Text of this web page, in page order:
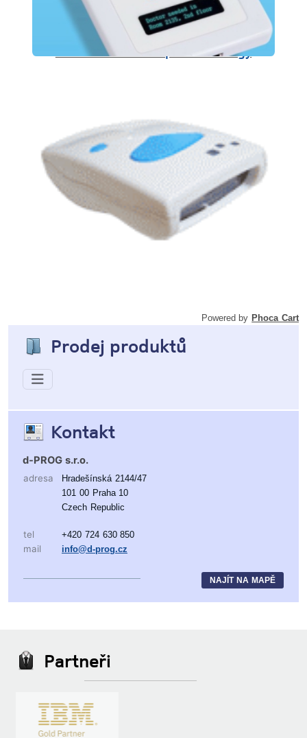
Prodej produktů
Kontakt
d-PROG s.r.o.
adresa
Hradešínská 2144/47
101 00 Praha 10
Czech Republic
tel +420 724 630 850
mail info@d-prog.cz
NAJÍT NA MAPĚ
Ekahau osobní bezpečnostní tagy
Canmax - Kapesní dobíjecí paměťový
snímač čárových kódů
Powered by Phoca Cart
Partneři